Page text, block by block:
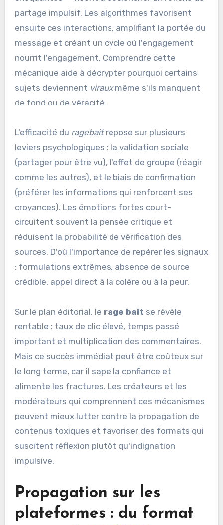
partage impulsif. Les algorithmes favorisent
ensuite ces interactions, amplifiant la portée du
message et créant un cycle où l'engagement
nourrit l'engagement. Comprendre cette
mécanique aide à décrypter pourquoi certains
sujets deviennent virauxmême s'ils manquent
de fond ou de véracité.
L'efficacité du ragebaitrepose sur plusieurs
leviers psychologiques : la validation sociale
(partager pour être vu), l'effet de groupe (réagir
comme les autres), et le biais de confirmation
(préférer les informations qui renforcent ses
croyances). Les émotions fortes court-
circuitent souvent la pensée critique et
réduisent la probabilité de vérification des
sources. D'où l'importance de repérer les signaux
: formulations extrêmes, absence de source
crédible, appel direct à la colère ou à la peur.
Sur le plan éditorial, le rage bait se révèle
rentable : taux de clic élevé, temps passé
important et multiplication des commentaires.
Mais ce succès immédiat peut être coûteux sur
le long terme, car il sape la confiance et
alimente les fractures. Les créateurs et les
modérateurs qui comprennent ces mécanismes
peuvent mieux lutter contre la propagation de
contenus toxiques et favoriser des formats qui
suscitent réflexion plutôt qu'indignation
impulsive.
Propagation sur les
plateformes : du format